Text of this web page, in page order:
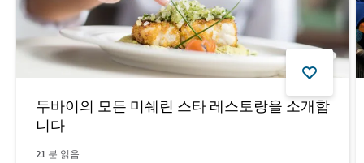
두바이의 모든 미쉐린 스타 레스토랑을 소개합
니다
21 분 읽음